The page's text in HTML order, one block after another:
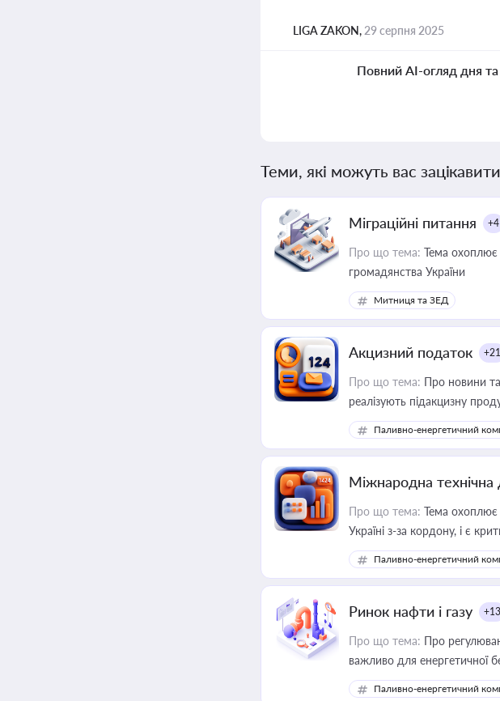
LIGA ZAKON, 29 серпня 2025
Повний AI-огляд дня та
Теми, які можуть вас
Міграційні питання +4
Про що тема: Тема охоплює
громадянства України
Митниця та ЗЕД
Акцизний податок +21
Про що тема: Про новини
реалізують підакцизну
Паливно-енергетичний
Міжнародна технічна
Про що тема: Тема охоплює
Україні з-за кордону, і є
інфраструктурних проєктів
Паливно-енергетичний
Ринок нафти і газу +13
Про що тема: Про
важливо для енергетичної
Паливно-енергетичний